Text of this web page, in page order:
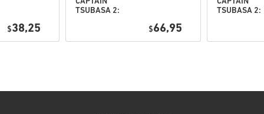
Guarda la guida rapida
$38,25
TSUBASA 2:
(STEAM) EU
$66,95
TSUBASA 2:
Deluxe